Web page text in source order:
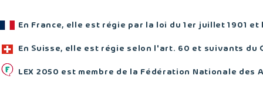
En France, elle est régie par la loi du 1er juillet 1901 et
En Suisse, elle est régie selon l'art. 60 et suivants du
LEX 2050 est membre de la Fédération Nationale